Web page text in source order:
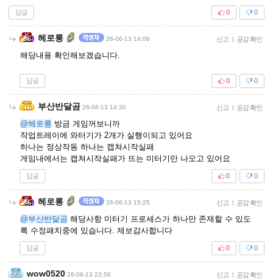
답글 0
0
헤로롱 26-06-13 14:06 신고 | 공감 확인
해당내용 확인해보겠습니다.
답글 0
0
부산반달곰 26-06-13 14:30 신고 | 공감 확인
@헤로롱 방금 게임꺼보니까
작업트레이에 와터기가 2개가 실행이되고 있어요
하나는 정상작동 하나는 캡쳐시작실패
게임내에서는 캡쳐시작실패가 뜨는 미터기만 나오고 있어요
답글 0
0
헤로롱 26-06-13 15:25 신고 | 공감 확인
@부산반달곰 해당사항 미터기 프로세스가 하나만 존재할 수 있도
록 수정패치중에 있습니다. 제보감사합니다
답글 0
0
wow0520 26-06-13 22:56 신고 | 공감 확인